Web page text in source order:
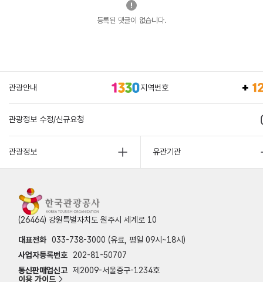
등록된 댓글이 없습니다.
관광안내 지역번호
관광정보 수정/신규요청
관광정보 유관기관
(26464) 강원특별자치도 원주시 세계로 10
대표전화 033-738-3000 (유료, 평일 09시~18시)
사업자등록번호
202-81-50707
통신판매업신고 제2009-서울중구-1234호
이용 가이드